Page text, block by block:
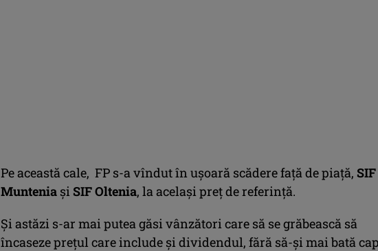
Pe această cale, FP s-a vîndut în uşoară scădere faţă de piaţă, SIF
Muntenia şi SIF Oltenia, la acelaşi preţ de referinţă.
Şi astăzi s-ar mai putea găsi vânzători care să se grăbească să
încaseze preţul care include şi dividendul, fără să-şi mai bată